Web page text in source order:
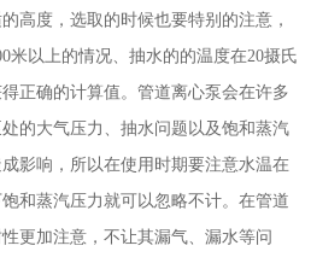
高度，选取的时候也要特别的注意，
米以上的情况、抽水的的温度在20摄氏
正确的计算值。管道离心泵会在许多
的大气压力、抽水问题以及饱和蒸汽
影响，所以在使用时期要注意水温在
和蒸汽压力就可以忽略不计。在管道
更加注意，不让其漏气、漏水等问